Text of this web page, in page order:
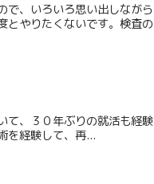
で、いろいろ思い出しながら
とやりたくないです。検査の
て、３０年ぶりの就活も経験
を経験して、再...